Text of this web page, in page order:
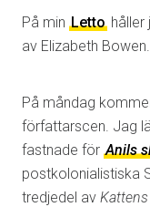
På min Letto
av Elizabeth Bowen.
På måndag
författarscen. Jag
fastnade för Anils
postkolonialistiska
tredjedel av